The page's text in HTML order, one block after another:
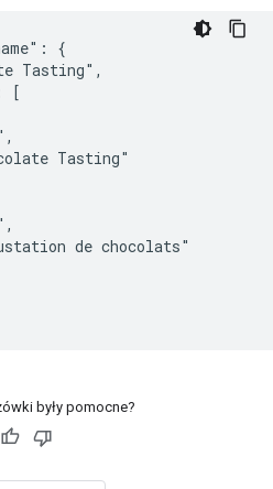
{
Tasting",
[
Tasting"
de chocolats"
były pomocne?